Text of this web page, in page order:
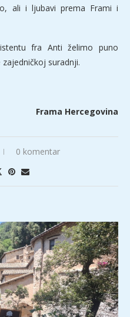
ali i ljubavi prema Frami i
fra Anti želimo puno
suradnji.
Frama Hercegovina
0 komentar